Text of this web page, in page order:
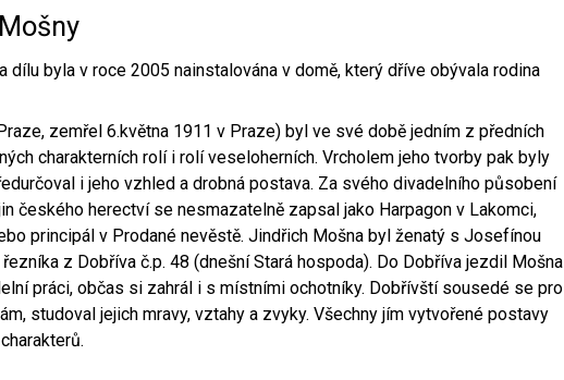
dílu byla v roce 2005 nainstalována v domě, který dříve obývala rodina
zemřel 6.května 1911 v Praze) byl ve své době jedním z předních
charakterních rolí i rolí veseloherních. Vrcholem jeho tvorby pak byly
i jeho vzhled a drobná postava. Za svého divadelního působení
českého herectví se nesmazatelně zapsal jako Harpagon v Lakomci,
principál v Prodané nevěstě. Jindřich Mošna byl ženatý s Josefínou
z Dobříva č.p. 48 (dnešní Stará hospoda). Do Dobříva jezdil Mošna
práci, občas si zahrál i s místními ochotníky. Dobřívští sousedé se pro
studoval jejich mravy, vztahy a zvyky. Všechny jím vytvořené postavy